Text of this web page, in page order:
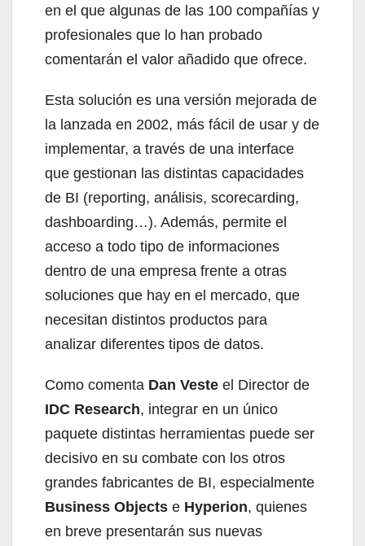
en el que algunas de las 100 compañías y
profesionales que lo han probado
comentarán el valor añadido que ofrece.
Esta solución es una versión mejorada de
la lanzada en 2002, más fácil de usar y de
implementar, a través de una interface
que gestionan las distintas capacidades
de BI (reporting, análisis, scorecarding,
dashboarding…). Además, permite el
acceso a todo tipo de informaciones
dentro de una empresa frente a otras
soluciones que hay en el mercado, que
necesitan distintos productos para
analizar diferentes tipos de datos.
Como comenta Dan Veste el Director de
IDC Research, integrar en un único
paquete distintas herramientas puede ser
decisivo en su combate con los otros
grandes fabricantes de BI, especialmente
Business Objects e Hyperion, quienes
en breve presentarán sus nuevas